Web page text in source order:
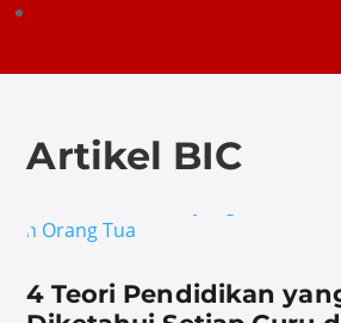
Artikel BIC
4 Teori Pendidikan